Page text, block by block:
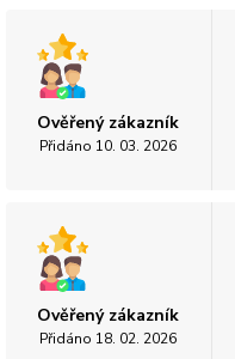
Ověřený zákazník
Přidáno 10. 03. 2026
Ověřený zákazník
Přidáno 18. 02. 2026